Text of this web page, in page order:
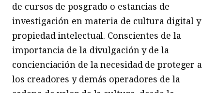
de cursos de posgrado o estancias de
investigación en materia de cultura digital y
propiedad intelectual. Conscientes de la
importancia de la divulgación y de la
concienciación de la necesidad de proteger a
los creadores y demás operadores de la